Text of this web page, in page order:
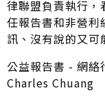
律聯盟負責執行，
任報告書和非營利
訊、沒有說的又可
公益報告書 - 網
Charles Chuang